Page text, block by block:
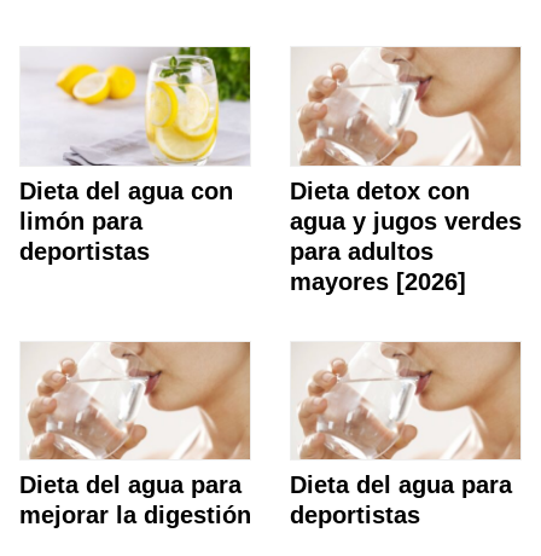
Dieta del agua con
limón para
deportistas
Dieta detox con
agua y jugos verdes
para adultos
mayores [2026]
Dieta del agua para
mejorar la digestión
Dieta del agua para
deportistas